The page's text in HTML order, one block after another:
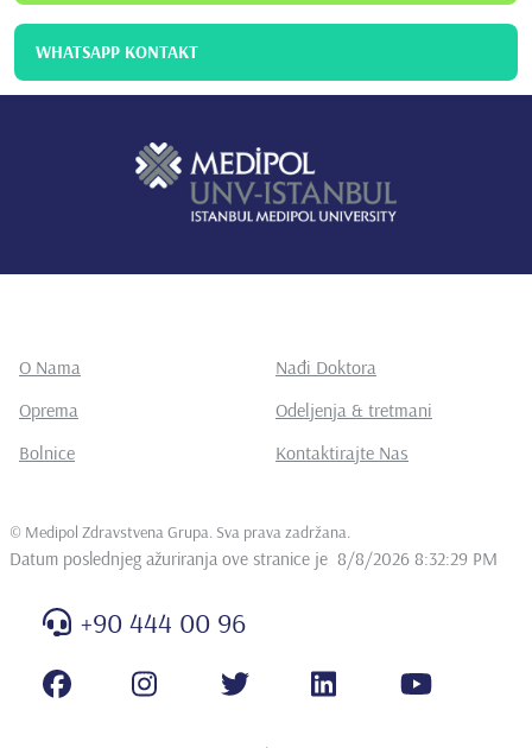
WHATSAPP KONTAKT
O Nama
Nađi Doktora
Oprema
Odeljenja & tretmani
Bolnice
Kontaktirajte Nas
© Medipol Zdravstvena Grupa. Sva prava zadržana
Datum poslednjeg ažuriranja ove stranice je 8/8/2026 8:32:29 PM
+90 444 00 96